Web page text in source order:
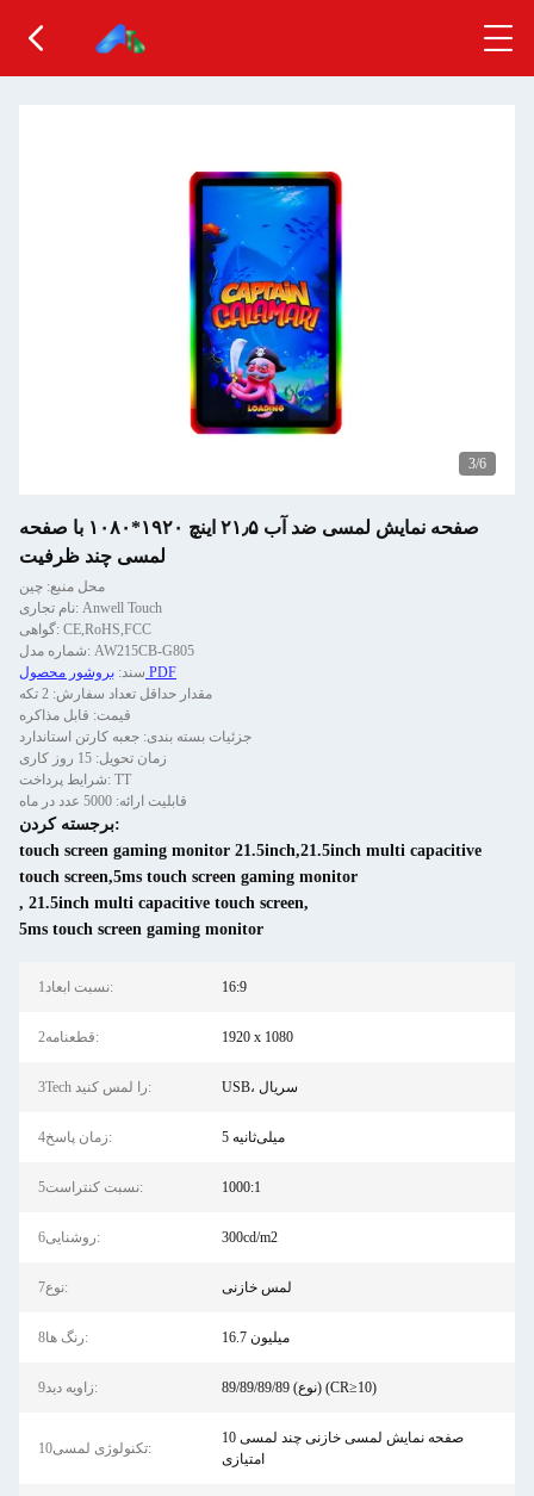
3/6
صفحه نمایش لمسی ضد آب ۲۱٫۵ اینچ ۱۹۲۰*۱۰۸۰ با صفحه
لمسی چند ظرفیت
محل منبع: چین
نام تجاری: Anwell Touch
گواهی: CE,RoHS,FCC
شماره مدل: AW215CB-G805
سند: بروشور محصول PDF
مقدار حداقل تعداد سفارش: 2 تکه
قیمت: قابل مذاکره
جزئیات بسته بندی: جعبه کارتن استاندارد
زمان تحویل: 15 روز کاری
شرایط پرداخت: TT
قابلیت ارائه: 5000 عدد در ماه
برجسته کردن:
touch screen gaming monitor 21.5inch,21.5inch multi capacitive
touch screen,5ms touch screen gaming monitor
, 21.5inch multi capacitive touch screen,
5ms touch screen gaming monitor
1نسبت ابعاد: 16:9
2قطعنامه: 1920 x 1080
3Tech را لمس کنید: USB، سریال
4زمان پاسخ: 5 میلی‌ثانیه
5نسبت کنتراست: 1000:1
6روشنایی: 300cd/m2
7نوع: لمس خازنی
8رنگ ها: 16.7 میلیون
9زاویه دید: 89/89/89/89 (نوع) (CR≥10)
10تکنولوژی لمسی:
صفحه نمایش لمسی خازنی چند لمسی 10
امتیازی